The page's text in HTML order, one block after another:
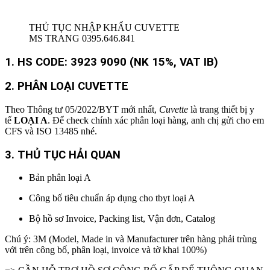
THỦ TỤC NHẬP KHẨU CUVETTE
MS TRANG 0395.646.841
1. HS CODE: 3923 9090 (NK 15%, VAT IB)
2. PHÂN LOẠI CUVETTE
Theo Thông tư 05/2022/BYT mới nhất, Cuvette là trang thiết bị y
tế LOẠI A. Để check chính xác phân loại hàng, anh chị gửi cho em
CFS và ISO 13485 nhé.
3. THỦ TỤC HẢI QUAN
Bản phân loại A
Công bố tiêu chuẩn áp dụng cho tbyt loại A
Bộ hồ sơ Invoice, Packing list, Vận đơn, Catalog
Chú ý: 3M (Model, Made in và Manufacturer trên hàng phải trùng
với trên công bố, phân loại, invoice và tờ khai 100%)